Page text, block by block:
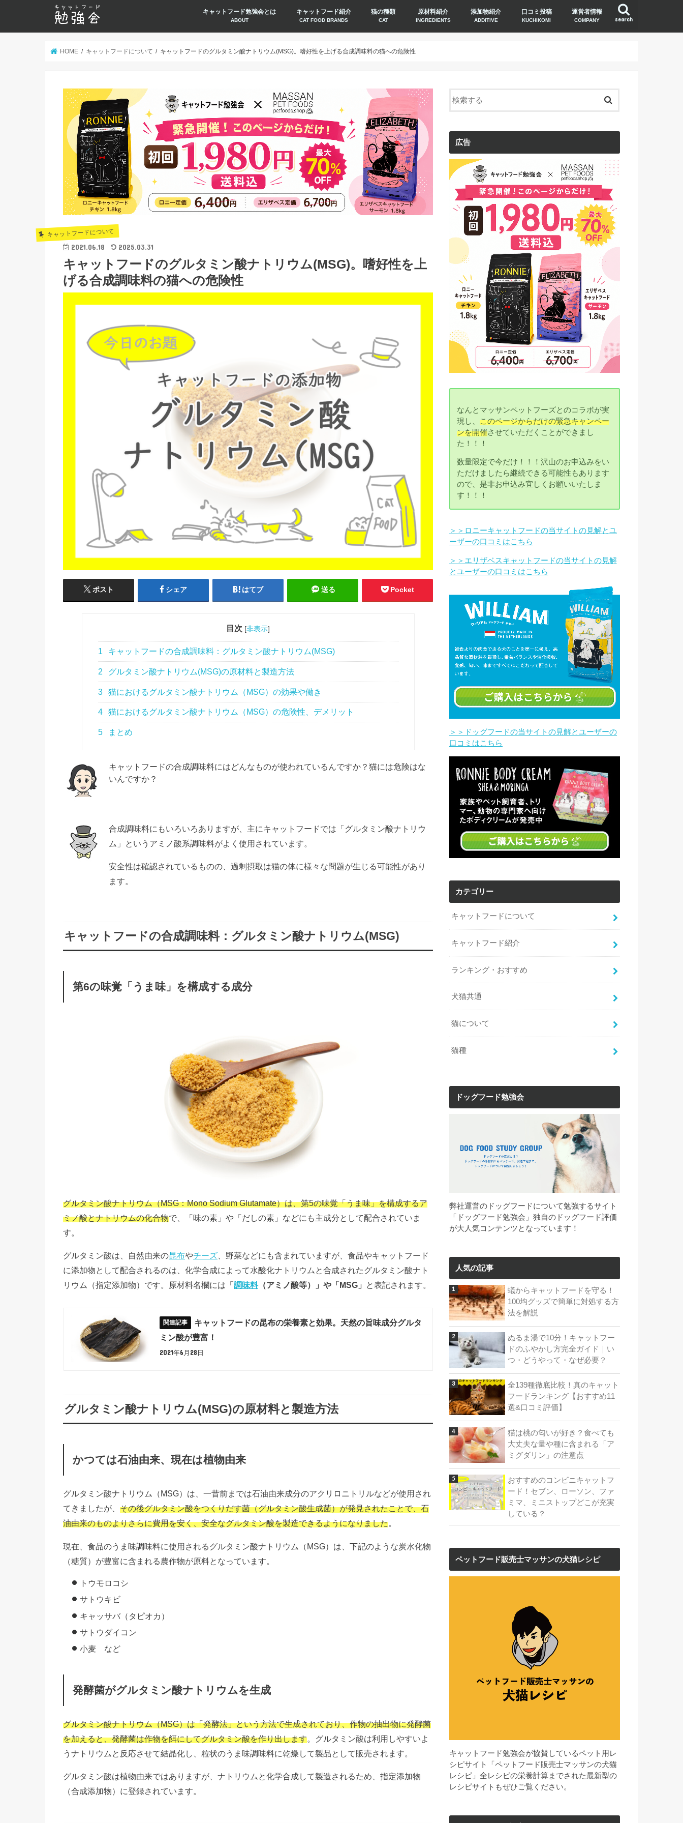
search
キャットフード勉強会とは
ABOUT
キャットフード紹介
CAT FOOD BRANDS
猫の種類
CAT
原材料紹介
INGREDIENTS
添加物紹介
ADDITIVE
口コミ投稿
KUCHIKOMI
運営者情報
COMPANY
HOME キャットフードについて キャットフードのグルタミン酸ナトリウム(MSG)。嗜好性を上げる合成調味料の猫への危険性
キャットフードについて
2021.06.18 2025.03.31
キャットフードのグルタミン酸ナトリウム(MSG)。嗜好性を上
げる合成調味料の猫への危険性
ポスト シェア はてブ 送る Pocket
目次 [非表示]
1 キャットフードの合成調味料：グルタミン酸ナトリウム(MSG)
2 グルタミン酸ナトリウム(MSG)の原材料と製造方法
3 猫におけるグルタミン酸ナトリウム（MSG）の効果や働き
4 猫におけるグルタミン酸ナトリウム（MSG）の危険性、デメリット
5 まとめ
キャットフードの合成調味料にはどんなものが使われているんですか？猫には危険はな
いんですか？
合成調味料にもいろいろありますが、主にキャットフードでは「グルタミン酸ナトリウ
ム」というアミノ酸系調味料がよく使用されています。
安全性は確認されているものの、過剰摂取は猫の体に様々な問題が生じる可能性があり
ます。
キャットフードの合成調味料：グルタミン酸ナトリウム(MSG)
第6の味覚「うま味」を構成する成分
グルタミン酸ナトリウム（MSG：Mono Sodium Glutamate）は、第5の味覚「うま味」を構成するア
ミノ酸とナトリウムの化合物で、「味の素」や「だしの素」などにも主成分として配合されていま
す。
グルタミン酸は、自然由来の昆布やチーズ 、野菜などにも含まれていますが、食品やキャットフード
に添加物として配合されるのは、化学合成によって水酸化ナトリウムと合成されたグルタミン酸ナト
リウム（指定添加物）です。原材料名欄には 「調味料（アミノ酸等）」や「MSG」 と表記されます。
キャットフードの昆布の栄養素と効果。天然の旨味成分グルタ
ミン酸が豊富！
2021年6月28日
グルタミン酸ナトリウム(MSG)の原材料と製造方法
かつては石油由来、現在は植物由来
グルタミン酸ナトリウム（MSG）は、一昔前までは石油由来成分のアクリロニトリルなどが使用され
てきましたが、 その後グルタミン酸をつくりだす菌（グルタミン酸生成菌）が発見されたことで、石
油由来のものよりさらに費用を安く、安全なグルタミン酸を製造できるようになりました。
現在、食品のうま味調味料に使用されるグルタミン酸ナトリウム（MSG）は、下記のような炭水化物
（糖質）が豊富に含まれる農作物が原料となっています。
トウモロコシ
サトウキビ
キャッサバ（タピオカ）
サトウダイコン
小麦 など
発酵菌がグルタミン酸ナトリウムを生成
グルタミン酸ナトリウム（MSG）は「発酵法」という方法で生成されており、作物の抽出物に発酵菌
を加えると、発酵菌は作物を餌にしてグルタミン酸を作り出します。グルタミン酸は利用しやすいよ
うナトリウムと反応させて結晶化し、粒状のうま味調味料に乾燥して製品として販売されます。
グルタミン酸は植物由来ではありますが、ナトリウムと化学合成して製造されるため、指定添加物
（合成添加物）に登録されています。
広告
なんとマッサンペットフーズとのコラボが実
現し、このページからだけの緊急キャンペー
ンを開催させていただくことができまし
た！！！
数量限定で今だけ！！！沢山のお申込みをい
ただけましたら継続できる可能性もあります
ので、是非お申込み宜しくお願いいたしま
す！！！
＞＞ロニーキャットフードの当サイトの見解とユ
ーザーの口コミはこちら
＞＞エリザベスキャットフードの当サイトの見解
とユーザーの口コミはこちら
＞＞ドッグフードの当サイトの見解とユーザーの
口コミはこちら
カテゴリー
キャットフードについて
キャットフード紹介
ランキング・おすすめ
犬猫共通
猫について
猫種
ドッグフード勉強会
弊社運営のドッグフードについて勉強するサイト
「ドッグフード勉強会」独自のドッグフード評価
が大人気コンテンツとなっています！
人気の記事
蟻からキャットフードを守る！
100均グッズで簡単に対処する方
法を解説
ぬるま湯で10分！キャットフー
ドのふやかし方完全ガイド｜い
つ・どうやって・なぜ必要？
全139種徹底比較！真のキャット
フードランキング【おすすめ11
選&口コミ評価】
猫は桃の匂いが好き？食べても
大丈夫な量や種に含まれる「ア
ミグダリン」の注意点
おすすめのコンビニキャットフ
ード！セブン、ローソン、ファ
ミマ、ミニストップどこが充実
している？
ペットフード販売士マッサンの犬猫レシピ
キャットフード勉強会が協賛しているペット用レ
シピサイト「ペットフード販売士マッサンの犬猫
レシピ」全レシピの栄養計算までされた最新型の
レシピサイトもぜひご覧ください。